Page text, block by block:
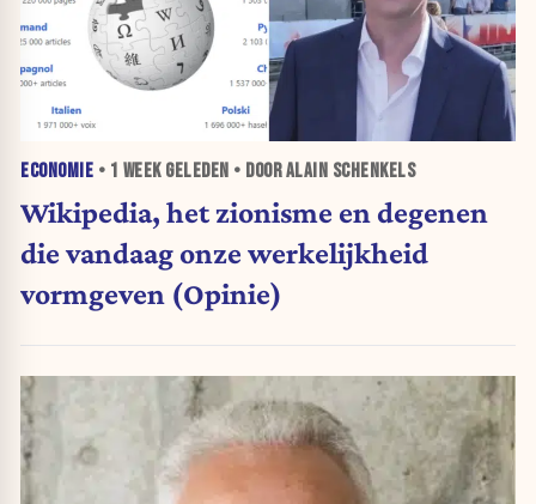
ECONOMIE • 1 WEEKGELEDEN • DOOR ALAIN SCHENKELS
Wikipedia, het zionisme en degenen
die vandaag onze werkelijkheid
vormgeven (Opinie)